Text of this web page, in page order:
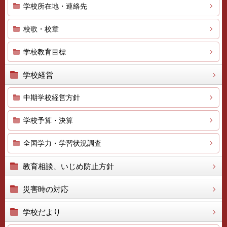
学校所在地・連絡先
校歌・校章
学校教育目標
学校経営
中期学校経営方針
学校予算・決算
全国学力・学習状況調査
教育相談、いじめ防止方針
災害時の対応
学校だより